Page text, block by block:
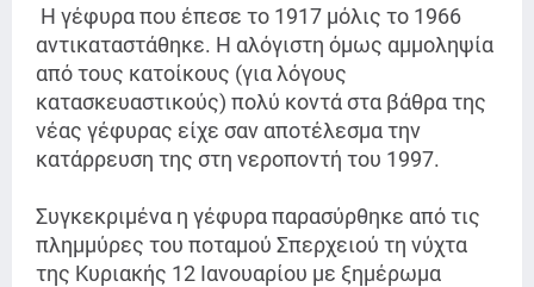
Η γέφυρα που έπεσε το 1917 μόλις το 1966
αντικαταστάθηκε. Η αλόγιστη όμως αμμοληψία
από τους κατοίκους (για λόγους
κατασκευαστικούς) πολύ κοντά στα βάθρα της
νέας γέφυρας είχε σαν αποτέλεσμα την
κατάρρευση της στη νεροποντή του 1997.
Συγκεκριμένα η γέφυρα παρασύρθηκε από τις
πλημμύρες του ποταμού Σπερχειού τη νύχτα
της Κυριακής 12 Ιανουαρίου με ξημέρωμα